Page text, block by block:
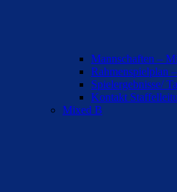
Mannschaften –
Rahmenspielplan
Spielergebnisse/
Kontakt
Mixed B